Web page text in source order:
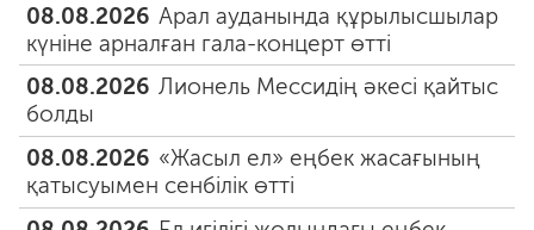
08.08.2026 Арал ауданында құрылысшылар
күніне арналған гала-концерт өтті
08.08.2026 Лионель Мессидің әкесі қайтыс
болды
08.08.2026 «Жасыл ел» еңбек жасағының
қатысуымен сенбілік өтті